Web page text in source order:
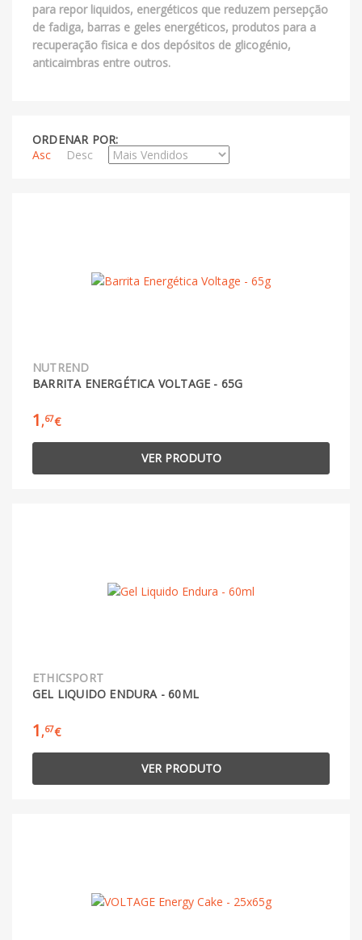
para repor liquidos, energéticos que reduzem persepção
de fadiga, barras e geles energéticos, produtos para a
recuperação fisica e dos depósitos de glicogénio,
anticaimbras entre outros.
ORDENAR POR:
Asc
Desc
NUTREND
BARRITA ENERGÉTICA VOLTAGE - 65G
1 ,67€
VER PRODUTO
ETHICSPORT
GEL LIQUIDO ENDURA - 60ML
1 ,67€
VER PRODUTO